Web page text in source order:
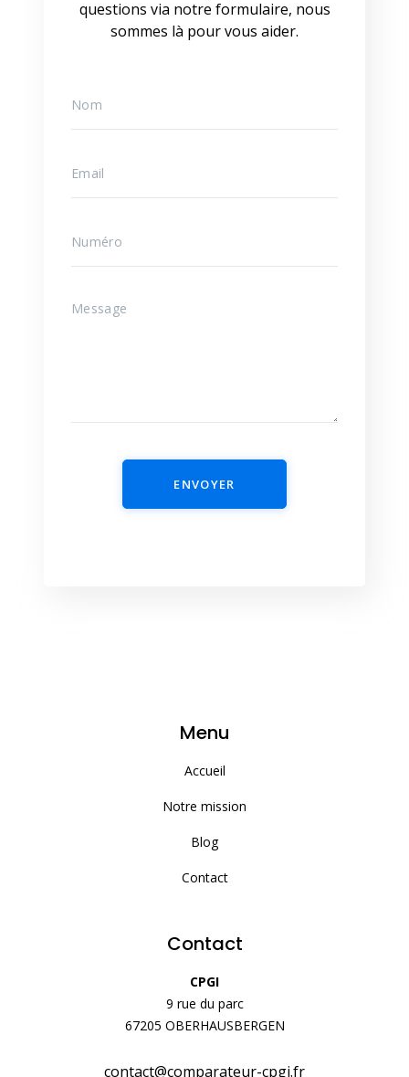
questions via notre formulaire, nous
sommes là pour vous aider.
ENVOYER
Menu
Accueil
Notre mission
Blog
Contact
Contact
CPGI
9 rue du parc
67205 OBERHAUSBERGEN
contact@comparateur-cpgi.fr